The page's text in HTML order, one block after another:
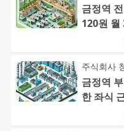
금정역
120원 월
주식회사
금정역
한 좌식